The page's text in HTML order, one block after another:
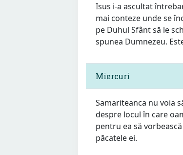
Isus i-a ascultat
mai conteze unde se
pe Duhul Sfânt să le
spunea Dumnezeu.
Miercuri
Samariteanca nu voia
despre locul în care
pentru ea să
păcatele ei.